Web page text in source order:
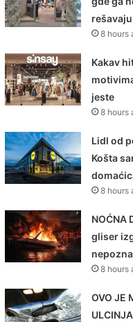
8 hours
Kakav
jeste
8 hours
Lidl od
Košta
8 hours
NOĆNA
gliser
8 hours
OVO JE